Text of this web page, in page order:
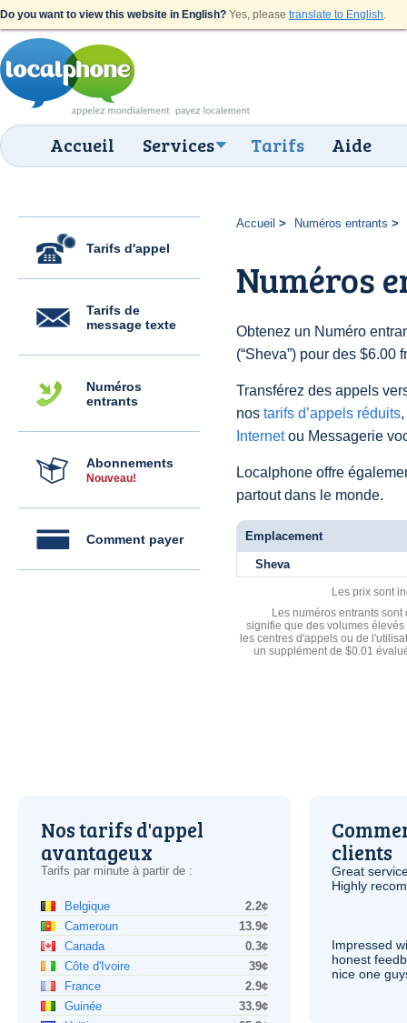
Do you want to view this website in English? Yes, please translate to English.
Accueil Services Tarifs Aide
Tarifs d'appel
Tarifs de
message texte
Numéros
entrants
Abonnements
Nouveau!
Comment payer
Accueil Numéros entrants
Numéros
Obtenez un Numéro
(“Sheva”) pour des $6.00
Transférez des appels
nos tarifs d’appels réduits
Internetou Messagerie
Localphone offre
partout dans le monde.
Emplacement
Sheva
Les prix sont
Les numéros entrants
signifie que des volumes
les centres d'appels ou de
un supplément de $0.01
Nos tarifs d'appel
avantageux
Tarifs par minute à partir de :
Belgique
2.2¢
Cameroun
13.9¢
Canada
0.3¢
Côte d'Ivoire
39¢
France
2.9¢
Guinée
33.9¢
clients
Great
Highly
Impressed
honest
nice one